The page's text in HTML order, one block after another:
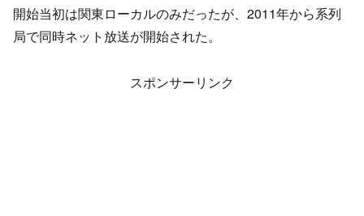
開始当初は関東ローカルのみだったが、2011年から系列
局で同時ネット放送が開始された。
スポンサーリンク